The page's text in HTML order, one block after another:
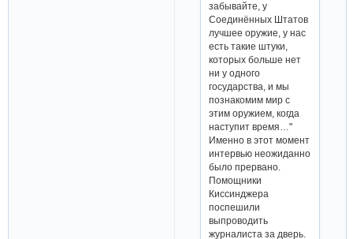
забывайте, у
Соединённых Штатов
лучшее оружие, у нас
есть такие штуки,
которых больше нет
ни у одного
государства, и мы
познакомим мир с
этим оружием, когда
наступит время…"
Именно в этот момент
интервью неожиданно
было прервано.
Помощники
Киссинджера
поспешили
выпроводить
журналиста за дверь.